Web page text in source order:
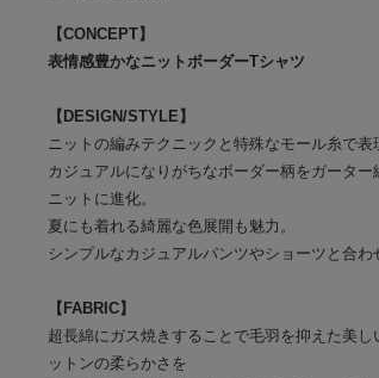
【CONCEPT】
表情感豊かなニットボーダーTシャツ
【DESIGN/STYLE】
ニットの編みテクニックと特殊なモール糸で表
カジュアルになりがちなボーダー柄をガータ
ニットに進化。
夏にも着れる綺麗な色展開も魅力。
シンプルなカジュアルパンツやショーツと合わ
【FABRIC】
超長綿にガス焼きすることで毛羽を抑えた美
ットンの柔らかさを